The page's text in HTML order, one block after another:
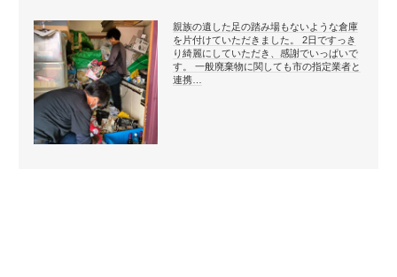
親族の遺した足の踏み場もないような倉庫
を片付けていただきました。 2日ですっき
り綺麗にしていただき、感謝でいっぱいで
す。 一般廃棄物に関しても市の指定業者と
連携…